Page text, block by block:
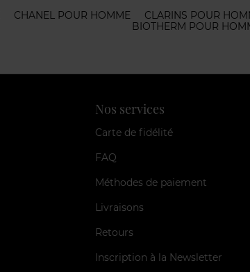
CHANEL POUR HOMME CLARINS POUR
BIOTHERM POUR
Nos services
Carte de fidélité
FAQ
Méthodes de paiement
Livraisons
Retours
Inscription à la Newsletter